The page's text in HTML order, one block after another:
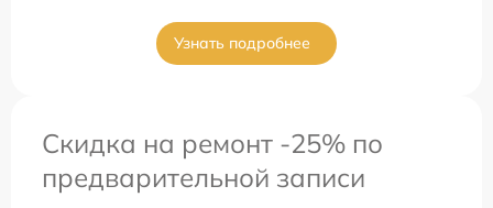
Узнать подробнее
Скидка на ремонт -25% по
предварительной записи